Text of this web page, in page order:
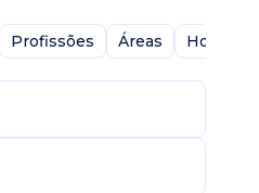
Profissões Áreas Home-